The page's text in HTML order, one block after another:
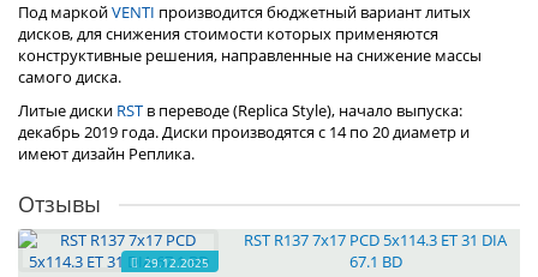
Под маркойVENTI производится бюджетный вариант литых
дисков, для снижения стоимости которых применяются
конструктивные решения, направленные на снижение массы
самого диска.
Литые диски RST в переводе (Replica Style), начало выпуска:
декабрь 2019 года. Диски производятся с 14 по 20 диаметр и
имеют дизайн Реплика.
Отзывы
29.12.2025
RST R137 7x17 PCD 5x114.3 ET 31 DIA
67.1 BD